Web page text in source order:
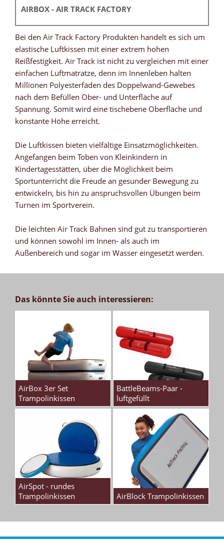
AIRBOX - AIR TRACK FACTORY
Bei den Air Track Factory Produkten handelt es sich um
elastische Luftkissen mit einer extrem hohen
Reißfestigkeit. Air Track ist nicht zu vergleichen mit einer
einfachen Luftmatratze, denn im Innenleben halten
Millionen Polyesterfäden des Doppelwand-Gewebes
nach dem Befüllen Ober- und Unterfläche auf
Spannung. Somit wird eine tischebene Oberfläche und
konstante Höhe erreicht.
Die Luftkissen bieten vielfältige Einsatzmöglichkeiten.
Angefangen beim Toben von Kleinkindern in
Kindertagesstätten, über die Möglichkeit beim
Sportunterricht die Freude an gesunder Bewegung zu
entwickeln, bis hin zu anspruchsvollen Übungen beim
Turnen im Sportverein.
Die leichten Air Track Bahnen sind gut zu transportieren
und können sowohl im Innen- als auch im
Außenbereich und sogar im Wasser eingesetzt werden.
Das könnte Sie auch interessieren:
AirBox 3er Set
Trampolinkissen
BattleBeams-Paar -
luftgefüllt
AirSpot - rundes
Trampolinkissen
AirBlock Trampolinkissen